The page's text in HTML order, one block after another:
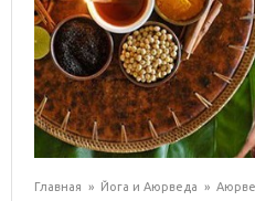
Главная » Йога и Аюрведа »